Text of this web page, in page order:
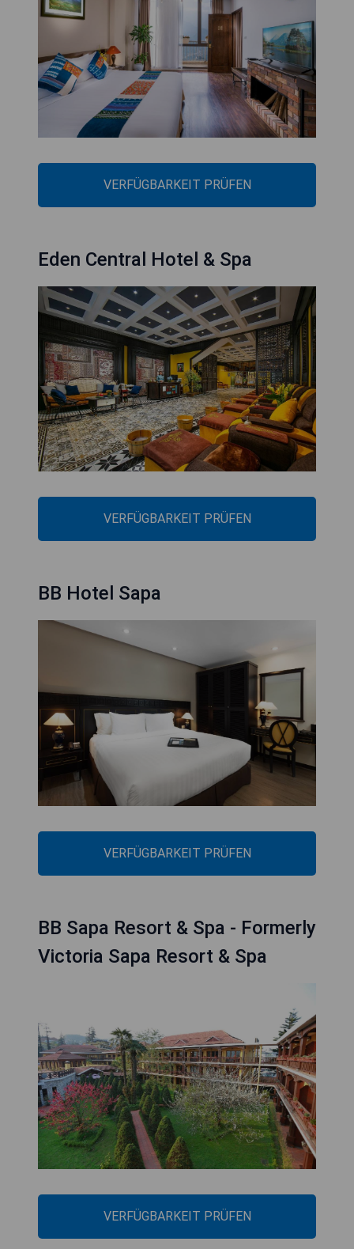
VERFÜGBARKEIT PRÜFEN
Eden Central Hotel & Spa
VERFÜGBARKEIT PRÜFEN
BB Hotel Sapa
VERFÜGBARKEIT PRÜFEN
BB Sapa Resort & Spa - Formerly
Victoria Sapa Resort & Spa
VERFÜGBARKEIT PRÜFEN